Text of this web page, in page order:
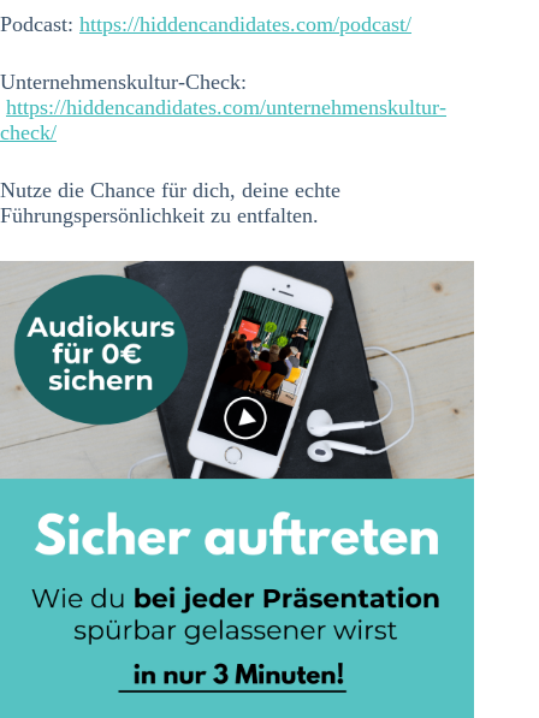
Podcast: https://hiddencandidates.com/podcast/
Unternehmenskultur-Check:
https://hiddencandidates.com/unternehmenskultur-
check/
Nutze die Chance für dich, deine echte
Führungspersönlichkeit zu entfalten.